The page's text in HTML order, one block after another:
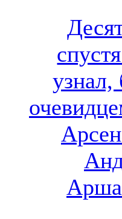
узнал,